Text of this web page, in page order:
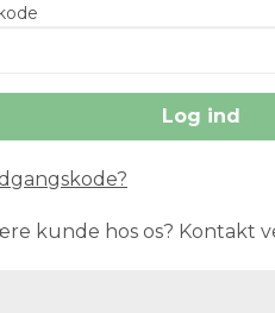
kunde hos os? Kontakt